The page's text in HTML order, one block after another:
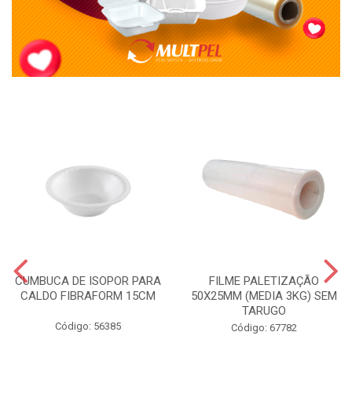
CUMBUCA DE ISOPOR PARA
CALDO FIBRAFORM 15CM
Código: 56385
FILME PALETIZAÇÃO
50X25MM (MEDIA 3KG) SEM
TARUGO
Código: 67782